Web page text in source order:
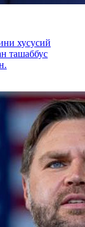
хусусий
ташаббус